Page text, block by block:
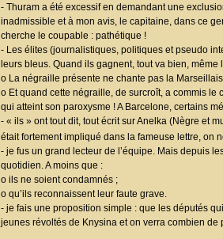
- Thuram a été excessif en demandant une
inadmissible et à mon avis, le capitaine, dans ce
cherche le coupable : pathétique !
- Les élites (journalistiques, politiques et pseudo
leurs bleus. Quand ils gagnent, tout va bien,
o La négraille présente ne chante pas la
o Et quand cette négraille, de surcroît, a commis le
qui atteint son paroxysme ! A Barcelone, certains
- « ils » ont tout dit, tout écrit sur Anelka (Nègre et
était fortement impliqué dans la fameuse lettre,
- je fus un grand lecteur de l’équipe. Mais depuis
quotidien. A moins que :
o ils ne soient condamnés ;
o qu’ils reconnaissent leur faute grave.
- je fais une proposition simple : que les députés
jeunes révoltés de Knysina et on verra combien